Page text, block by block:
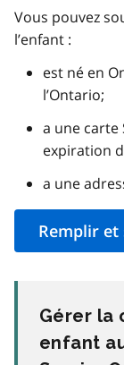
Vous pouvez
l’enfant :
est né en
l’Ontario;
a une carte
expiration
a une
Remplir et
Gérer la
enfant